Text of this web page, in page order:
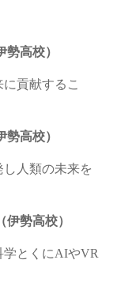
高校）
貢献するこ
高校）
人類の未来を
勢高校）
とくにAIやVR